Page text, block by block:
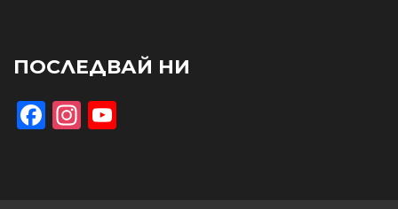
ПОСЛЕДВАЙ НИ
Facebook
Instagram